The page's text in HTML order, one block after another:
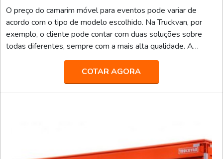
O preço do camarim móvel para eventos pode variar de
acordo com o tipo de modelo escolhido. Na Truckvan, por
exemplo, o cliente pode contar com duas soluções sobre
todas diferentes, sempre com a mais alta qualidade. A
primeira opção, nomeada de Camarim 1, possui autonomia de
energia e climatização. Além disso, o equipamento vem
equipado com porta-palco, avanço lateral, banheiro VIP com
cabine de banho, mobiliários confortáveis, TV LED de 42”,
COTAR AGORA